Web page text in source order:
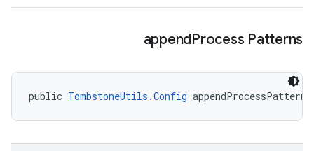
appendProcess Patterns
public TombstoneUtils.Config